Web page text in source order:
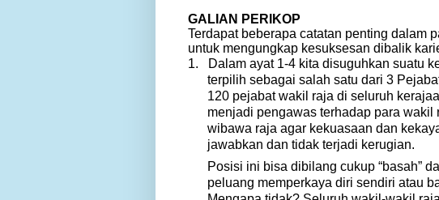
GALIAN PERIKOP
Terdapat beberapa catatan penting dalam
untuk mengungkap kesuksesan dibalik
1.
Dalam ayat 1-4 kita disuguhkan suatu
terpilih sebagai salah satu dari 3
120 pejabat wakil raja di seluruh
menjadi pengawas terhadap para wakil
wibawa raja agar kekuasaan dan
jawabkan dan tidak terjadi kerugian.
Posisi ini bisa dibilang cukup “basah”
peluang memperkaya diri sendiri atau